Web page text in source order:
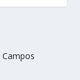
Campos